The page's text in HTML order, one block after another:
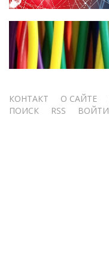
Меню
КОНТАКТ О САЙТЕ
ПОИСК
RSS ВОЙТИ